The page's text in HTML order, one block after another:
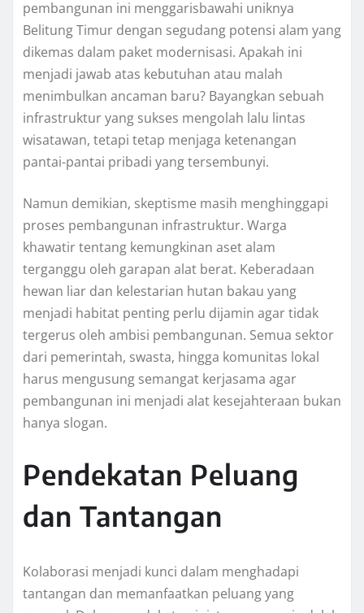
pembangunan ini menggarisbawahi uniknya
Belitung Timur dengan segudang potensi alam yang
dikemas dalam paket modernisasi. Apakah ini
menjadi jawab atas kebutuhan atau malah
menimbulkan ancaman baru? Bayangkan sebuah
infrastruktur yang sukses mengolah lalu lintas
wisatawan, tetapi tetap menjaga ketenangan
pantai-pantai pribadi yang tersembunyi.
Namun demikian, skeptisme masih menghinggapi
proses pembangunan infrastruktur. Warga
khawatir tentang kemungkinan aset alam
terganggu oleh garapan alat berat. Keberadaan
hewan liar dan kelestarian hutan bakau yang
menjadi habitat penting perlu dijamin agar tidak
tergerus oleh ambisi pembangunan. Semua sektor
dari pemerintah, swasta, hingga komunitas lokal
harus mengusung semangat kerjasama agar
pembangunan ini menjadi alat kesejahteraan bukan
hanya slogan.
Pendekatan Peluang
dan Tantangan
Kolaborasi menjadi kunci dalam menghadapi
tantangan dan memanfaatkan peluang yang